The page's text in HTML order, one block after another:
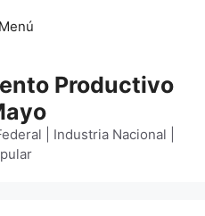
Menú
Productivo
| Industria Nacional |